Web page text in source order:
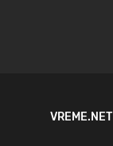
VREME.NET